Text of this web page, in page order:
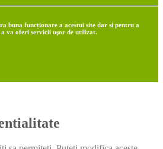
buna funcționare a acestui site dar si pentru a
va oferi servicii uşor de utilizat.